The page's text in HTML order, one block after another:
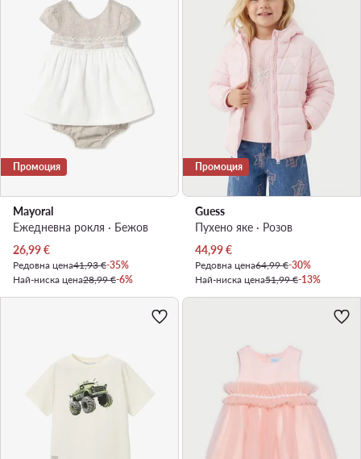
Промоция
Mayoral
Ежедневна рокля · Бежов
Актуална цена
26,99€
Редовна цена41,93 €-35%
Най-ниска цена28,99 €-6%
Промоция
Guess
Пухено яке · Розов
Актуална цена
44,99€
Редовна цена64,99 €-30%
Най-ниска цена51,99 €-13%